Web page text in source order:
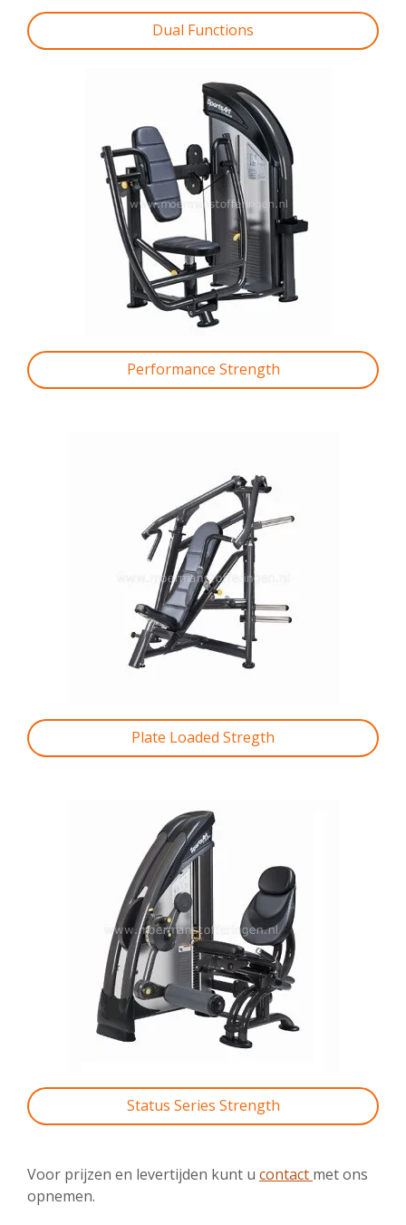
Dual Functions
Performance Strength
Plate Loaded Stregth
Status Series Strength
Voor prijzen en levertijden kunt u contact met ons
opnemen.